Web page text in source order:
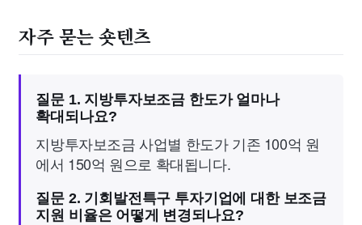
자주 묻는 숏텐츠
질문 1. 지방투자보조금 한도가 얼마나
확대되나요?
지방투자보조금 사업별 한도가 기존 100억 원
에서 150억 원으로 확대됩니다.
질문 2. 기회발전특구 투자기업에 대한 보조금
지원 비율은 어떻게 변경되나요?